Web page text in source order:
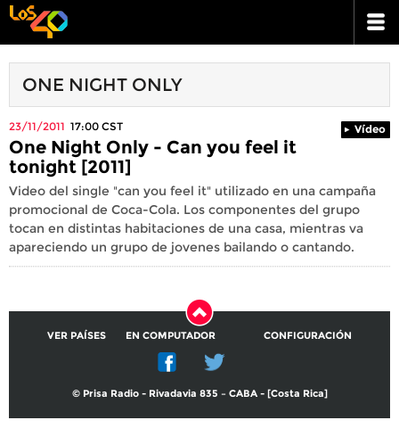
ONE NIGHT ONLY
23/11/2011 17:00 CST Vídeo
One Night Only - Can you feel it
tonight [2011]
Video del single "can you feel it" utilizado en una campaña
promocional de Coca-Cola. Los componentes del grupo
tocan en distintas habitaciones de una casa, mientras va
apareciendo un grupo de jovenes bailando o cantando.
VER PAÍSES EN COMPUTADOR CONFIGURACIÓN
© Prisa Radio - Rivadavia 835 – CABA - [Costa Rica]